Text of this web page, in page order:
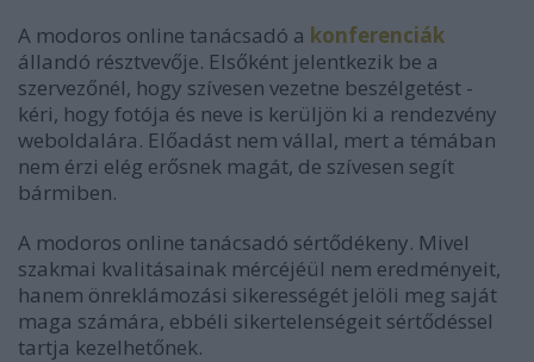
A modoros online tanácsadó a konferenciák
állandó résztvevője. Elsőként jelentkezik be a
szervezőnél, hogy szívesen vezetne beszélgetést -
kéri, hogy fotója és neve is kerüljön ki a rendezvény
weboldalára. Előadást nem vállal, mert a témában
nem érzi elég erősnek magát, de szívesen segít
bármiben.
A modoros online tanácsadó sértődékeny. Mivel
szakmai kvalitásainak mércéjéül nem eredményeit,
hanem önreklámozási sikerességét jelöli meg saját
maga számára, ebbéli sikertelenségeit sértődéssel
tartja kezelhetőnek.